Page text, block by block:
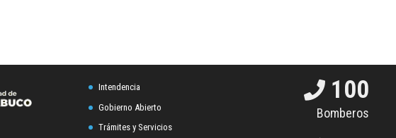
Intendencia
Gobierno Abierto
Trámites y Servicios
100
Bomberos